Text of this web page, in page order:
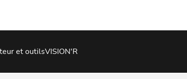
et outilsVISION'R